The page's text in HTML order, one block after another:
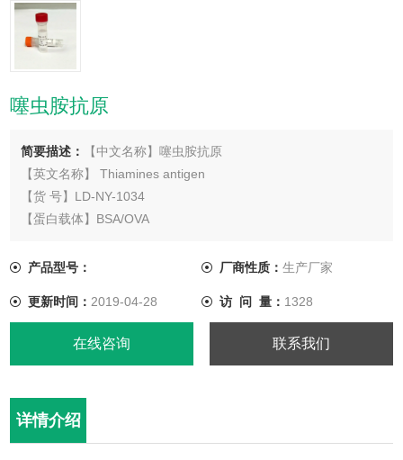
噻虫胺抗原
简要描述：
【中文名称】噻虫胺抗原
【英文名称】 Thiamines antigen
【货 号】LD-NY-1034
【蛋白载体】BSA/OVA
【ELISA效价】 0.005M PBS 体系下1:30000以上
【蛋白浓度】8.0 mg/ml
【储存条件】-20℃以下
产品型号： 厂商性质： 生产厂家
更新时间： 2019-04-28 访 问 量： 1328
在线咨询 联系我们
详情介绍